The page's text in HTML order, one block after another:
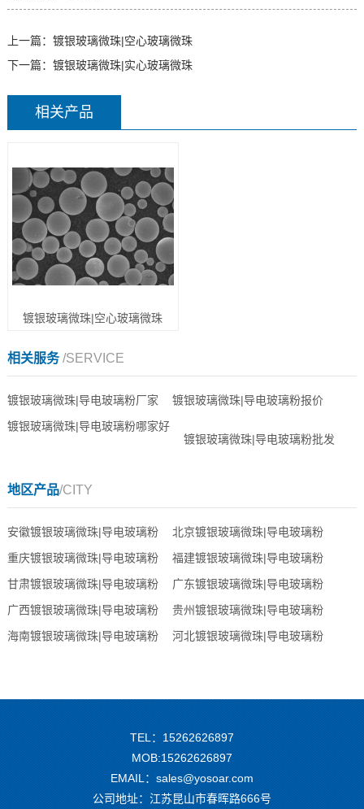
上一篇： 镀银玻璃微珠|空心玻璃微珠
下一篇： 镀银玻璃微珠|实心玻璃微珠
相关产品
镀银玻璃微珠|空心玻璃微珠
相关服务/SERVICE
镀银玻璃微珠|导电玻璃粉厂家
镀银玻璃微珠|导电玻璃粉报价
镀银玻璃微珠|导电玻璃粉哪家好
镀银玻璃微珠|导电玻璃粉批发
地区产品/CITY
安徽镀银玻璃微珠|导电玻璃粉
北京镀银玻璃微珠|导电玻璃粉
重庆镀银玻璃微珠|导电玻璃粉
福建镀银玻璃微珠|导电玻璃粉
甘肃镀银玻璃微珠|导电玻璃粉
广东镀银玻璃微珠|导电玻璃粉
广西镀银玻璃微珠|导电玻璃粉
贵州镀银玻璃微珠|导电玻璃粉
海南镀银玻璃微珠|导电玻璃粉
河北镀银玻璃微珠|导电玻璃粉
TEL：15262626897
MOB:15262626897
EMAIL：sales@yosoar.com
公司地址：江苏昆山市春晖路666号